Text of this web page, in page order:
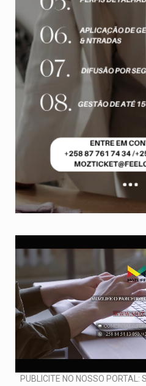
PUBLICITE NO NOSSO PORTAL: